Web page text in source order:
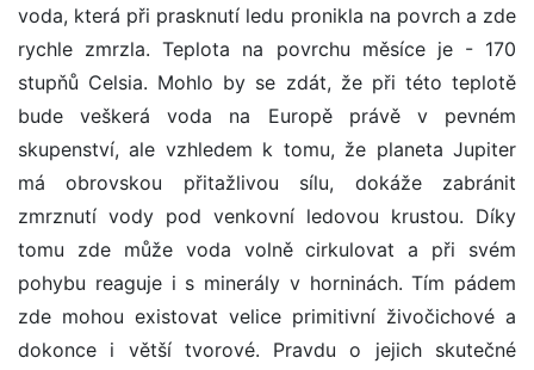
voda, která při prasknutí ledu pronikla na povrch a zde
rychle zmrzla. Teplota na povrchu měsíce je - 170
stupňů Celsia. Mohlo by se zdát, že při této teplotě
bude veškerá voda na Europě právě v pevném
skupenství, ale vzhledem k tomu, že planeta Jupiter
má obrovskou přitažlivou sílu, dokáže zabránit
zmrznutí vody pod venkovní ledovou krustou. Díky
tomu zde může voda volně cirkulovat a při svém
pohybu reaguje i s minerály v horninách. Tím pádem
zde mohou existovat velice primitivní živočichové a
dokonce i větší tvorové. Pravdu o jejich skutečné